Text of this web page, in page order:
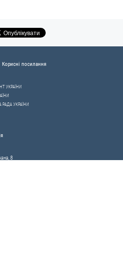
Корисні посилання
УКРАЇНИ
РАДА УКРАЇНИ
8